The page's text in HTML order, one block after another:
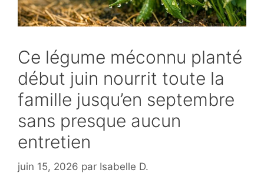
Ce légume méconnu planté
début juin nourrit toute la
famille jusqu’en septembre
sans presque aucun
entretien
juin 15, 2026 par Isabelle D.